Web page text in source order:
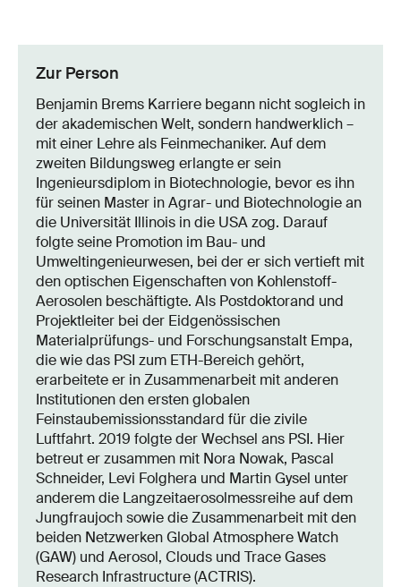
Zur Person
Benjamin Brems Karriere begann nicht sogleich in
der akademischen Welt, sondern handwerklich –
mit einer Lehre als Feinmechaniker. Auf dem
zweiten Bildungsweg erlangte er sein
Ingenieursdiplom in Biotechnologie, bevor es ihn
für seinen Master in Agrar- und Biotechnologie an
die Universität Illinois in die USA zog. Darauf
folgte seine Promotion im Bau- und
Umweltingenieurwesen, bei der er sich vertieft mit
den optischen Eigenschaften von Kohlenstoff-
Aerosolen beschäftigte. Als Postdoktorand und
Projektleiter bei der Eidgenössischen
Materialprüfungs- und Forschungsanstalt Empa,
die wie das PSI zum ETH-Bereich gehört,
erarbeitete er in Zusammenarbeit mit anderen
Institutionen den ersten globalen
Feinstaubemissionsstandard für die zivile
Luftfahrt. 2019 folgte der Wechsel ans PSI. Hier
betreut er zusammen mit Nora Nowak, Pascal
Schneider, Levi Folghera und Martin Gysel unter
anderem die Langzeitaerosolmessreihe auf dem
Jungfraujoch sowie die Zusammenarbeit mit den
beiden Netzwerken Global Atmosphere Watch
(GAW) und Aerosol, Clouds und Trace Gases
Research Infrastructure (ACTRIS).